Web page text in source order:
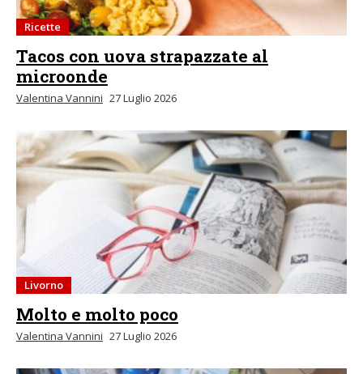
Ricette
Tacos con uova strapazzate al
microonde
Valentina Vannini 27 Luglio 2026
Livorno
Molto e molto poco
Valentina Vannini 27 Luglio 2026